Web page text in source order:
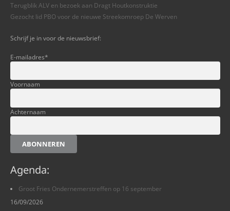
Terugblik ALV en bezoek aan Dragt Houtkonstruktie
Gezocht lid PBO voor de nieuwe Streekomroep De Werven
Schrijf je in voor de nieuwsbrief:
E-mailadres*
Voornaam
Achternaam
ABONNEREN
Agenda:
Groot Fries Ondernemerstreffen op 16 september
16/09/2026